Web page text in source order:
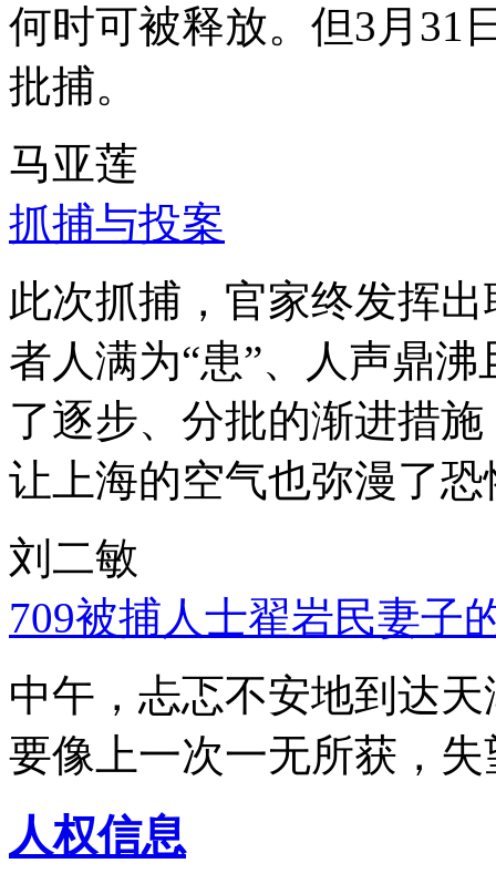
何时可被释放。但3月31
批捕。
马亚莲
抓捕与投案
此次抓捕，官家终发挥
者人满为“患”、人声鼎
了逐步、分批的渐进措
让上海的空气也弥漫了
刘二敏
709被捕人士翟岩民妻子
中午，忐忑不安地到达
要像上一次一无所获，
人权信息